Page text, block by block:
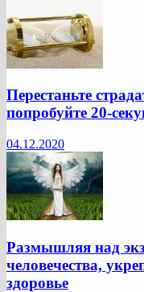
Перестаньте
попробуйте 20-
04.12.2020
Размышляя над
человечества,
здоровье